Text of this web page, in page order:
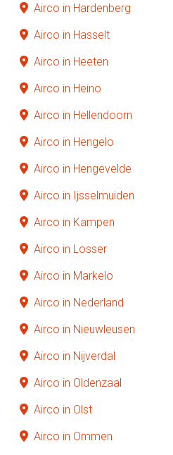
Airco in Hardenberg
Airco in Hasselt
Airco in Heeten
Airco in Heino
Airco in Hellendoorn
Airco in Hengelo
Airco in Hengevelde
Airco in Ijsselmuiden
Airco in Kampen
Airco in Losser
Airco in Markelo
Airco in Nederland
Airco in Nieuwleusen
Airco in Nijverdal
Airco in Oldenzaal
Airco in Olst
Airco in Ommen